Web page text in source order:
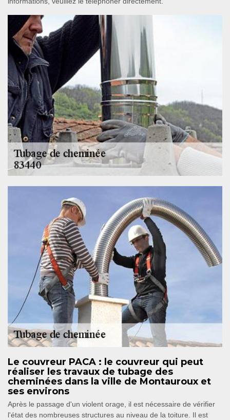
Le couvreur PACA : le couvreur qui peut
réaliser les travaux de tubage des
cheminées dans la ville de Montauroux et
ses environs
Après le passage d'un violent orage, il est nécessaire de vérifier
l'état des nombreuses structures au niveau de la toiture. Il est